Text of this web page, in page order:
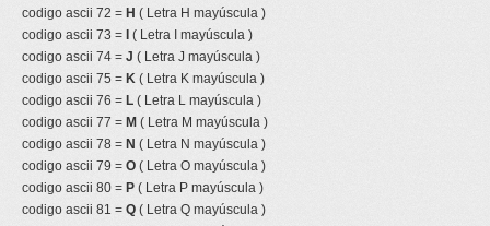
codigo ascii 72 = H ( Letra H mayúscula )
codigo ascii 73 =
( Letra I mayúscula )
codigo ascii 74 = J ( Letra J mayúscula )
codigo ascii 75 = K ( Letra K mayúscula )
codigo ascii 76 = L ( Letra L mayúscula )
codigo ascii 77 = M ( Letra M mayúscula )
codigo ascii 78 = N ( Letra N mayúscula )
codigo ascii 79 = O ( Letra O mayúscula )
codigo ascii 80 = P ( Letra P mayúscula )
codigo ascii 81 = Q ( Letra Q mayúscula )